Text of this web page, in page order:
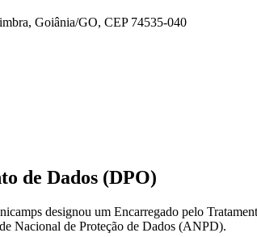
Goiânia/GO, CEP 74535-040
de Dados (DPO)
designou um Encarregado pelo
Nacional de Proteção de Dados (ANPD).